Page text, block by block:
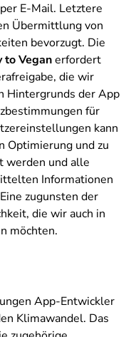
E-Mail. Letztere
Übermittlung von
bevorzugt. Die
to Veganerfordert
die wir
Hintergrunds der App
für
kann
Optimierung und zu
werden und alle
Informationen
zugunsten der
die wir auch in
möchten.
App-Entwickler
Klimawandel. Das